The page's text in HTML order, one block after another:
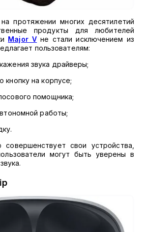
протяжении многих десятилетий
продукты для любителей
Major V не стали исключением из
пользователям:
звука драйверы;
кнопку на корпусе;
помощника;
работы;
совершенствует свои устройства,
могут быть уверены в